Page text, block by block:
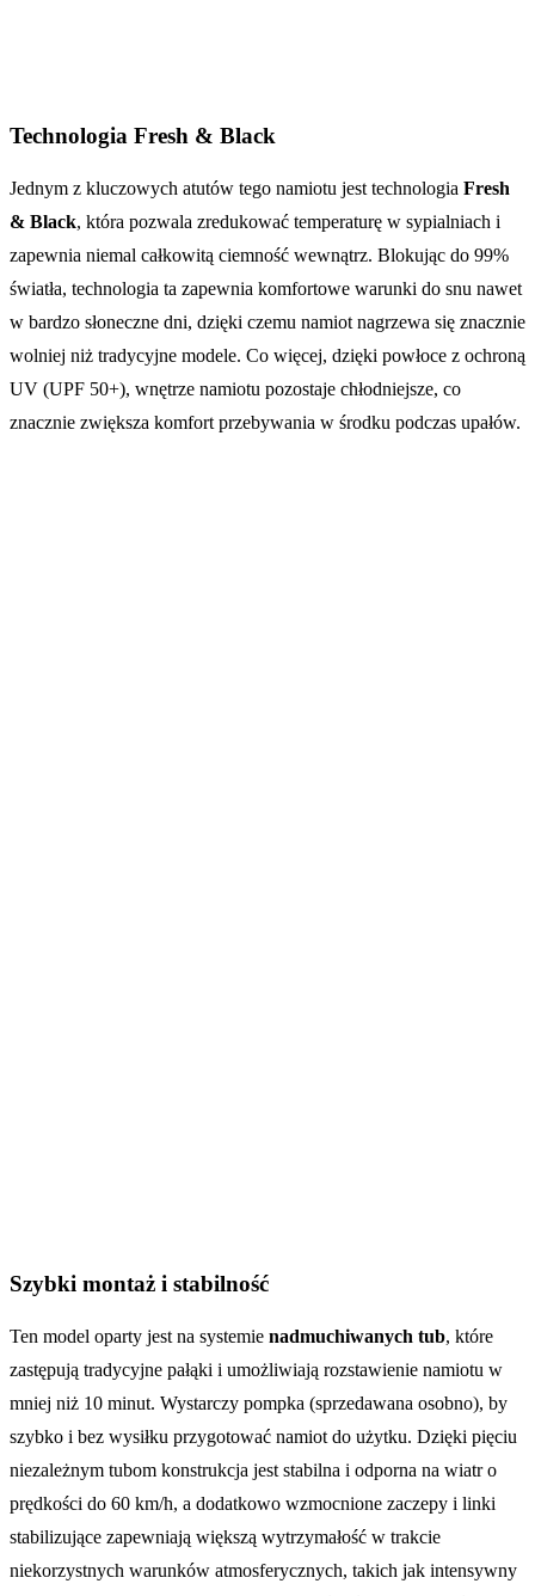
Technologia Fresh & Black
Jednym z kluczowych atutów tego namiotu jest technologia Fresh
& Black, która pozwala zredukować temperaturę w sypialniach i
zapewnia niemal całkowitą ciemność wewnątrz. Blokując do 99%
światła, technologia ta zapewnia komfortowe warunki do snu nawet
w bardzo słoneczne dni, dzięki czemu namiot nagrzewa się znacznie
wolniej niż tradycyjne modele. Co więcej, dzięki powłoce z ochroną
UV (UPF 50+), wnętrze namiotu pozostaje chłodniejsze, co
znacznie zwiększa komfort przebywania w środku podczas upałów.
Szybki montaż i stabilność
Ten model oparty jest na systemie nadmuchiwanych tub, które
zastępują tradycyjne pałąki i umożliwiają rozstawienie namiotu w
mniej niż 10 minut. Wystarczy pompka (sprzedawana osobno), by
szybko i bez wysiłku przygotować namiot do użytku. Dzięki pięciu
niezależnym tubom konstrukcja jest stabilna i odporna na wiatr o
prędkości do 60 km/h, a dodatkowo wzmocnione zaczepy i linki
stabilizujące zapewniają większą wytrzymałość w trakcie
niekorzystnych warunków atmosferycznych, takich jak intensywny